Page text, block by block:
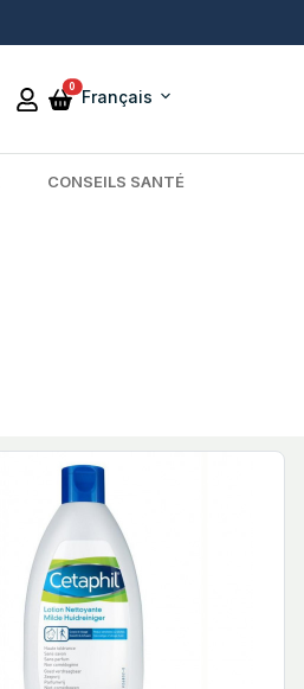
0 Français
CONSEILS SANTÉ